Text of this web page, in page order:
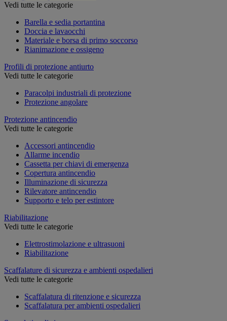
Vedi tutte le categorie
Barella e sedia portantina
Doccia e lavaocchi
Materiale e borsa di primo soccorso
Rianimazione e ossigeno
Profili di protezione antiurto
Vedi tutte le categorie
Paracolpi industriali di protezione
Protezione angolare
Protezione antincendio
Vedi tutte le categorie
Accessori antincendio
Allarme incendio
Cassetta per chiavi di emergenza
Copertura antincendio
Illuminazione di sicurezza
Rilevatore antincendio
Supporto e telo per estintore
Riabilitazione
Vedi tutte le categorie
Elettrostimolazione e ultrasuoni
Riabilitazione
Scaffalature di sicurezza e ambienti ospedalieri
Vedi tutte le categorie
Scaffalatura di ritenzione e sicurezza
Scaffalatura per ambienti ospedalieri